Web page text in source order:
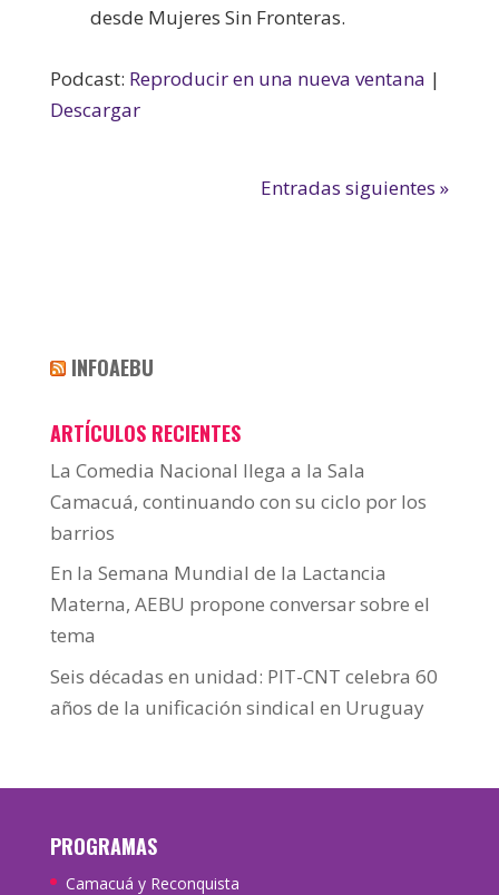
desde Mujeres Sin Fronteras.
Podcast: Reproducir en una nueva ventana |
Descargar
Entradas siguientes »
INFOAEBU
ARTÍCULOS RECIENTES
La Comedia Nacional llega a la Sala
Camacuá, continuando con su ciclo por los
barrios
En la Semana Mundial de la Lactancia
Materna, AEBU propone conversar sobre el
tema
Seis décadas en unidad: PIT-CNT celebra 60
años de la unificación sindical en Uruguay
PROGRAMAS
Camacuá y Reconquista